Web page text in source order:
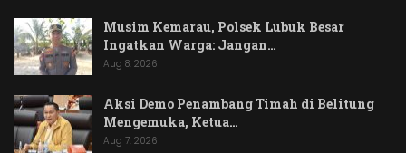
Musim Kemarau, Polsek Lubuk Besar
Ingatkan Warga: Jangan…
Aug 8, 2026
Aksi Demo Penambang Timah di Belitung
Mengemuka, Ketua…
Aug 7, 2026